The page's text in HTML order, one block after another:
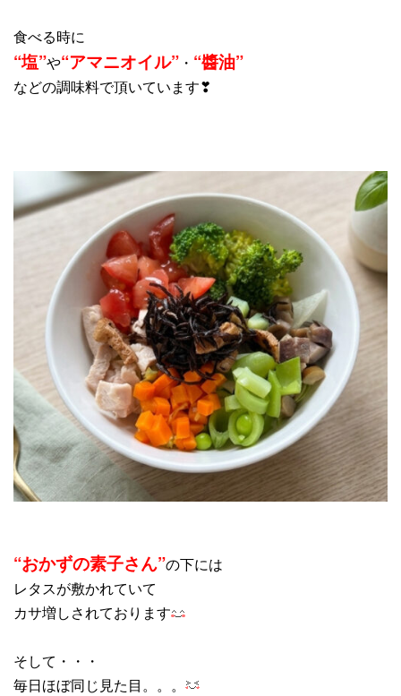
食べる時に
“塩”や“アマニオイル” ・ “醬油”
などの調味料で頂いています❣
“おかずの素子さん”の下には
レタスが敷かれていて
カサ増しされております
そして・・・
毎日ほぼ同じ見た目。。。